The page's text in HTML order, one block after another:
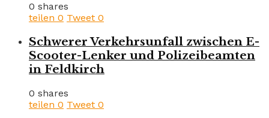
0 shares
teilen 0 Tweet 0
Schwerer Verkehrsunfall zwischen E-
Scooter-Lenker und Polizeibeamten
in Feldkirch
0 shares
teilen 0 Tweet 0